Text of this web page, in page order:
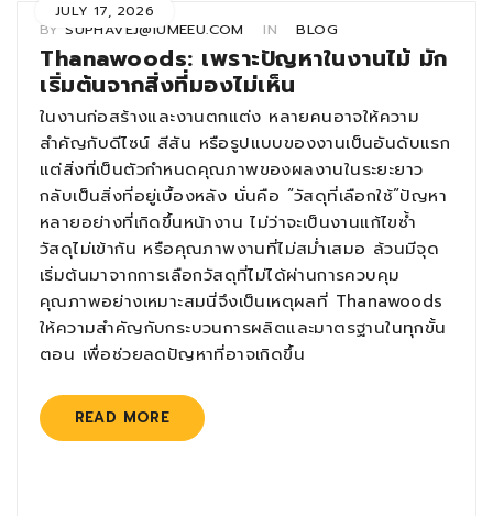
JULY 17, 2026
BY SUPHAVEJ@IUMEEU.COM IN BLOG
Thanawoods: เพราะปัญหาในงานไม้ มัก
เริ่มต้นจากสิ่งที่มองไม่เห็น
ในงานก่อสร้างและงานตกแต่ง หลายคนอาจให้ความ
สำคัญกับดีไซน์ สีสัน หรือรูปแบบของงานเป็นอันดับแรก
แต่สิ่งที่เป็นตัวกำหนดคุณภาพของผลงานในระยะยาว
กลับเป็นสิ่งที่อยู่เบื้องหลัง นั่นคือ “วัสดุที่เลือกใช้”ปัญหา
หลายอย่างที่เกิดขึ้นหน้างาน ไม่ว่าจะเป็นงานแก้ไขซ้ำ
วัสดุไม่เข้ากัน หรือคุณภาพงานที่ไม่สม่ำเสมอ ล้วนมีจุด
เริ่มต้นมาจากการเลือกวัสดุที่ไม่ได้ผ่านการควบคุม
คุณภาพอย่างเหมาะสมนี่จึงเป็นเหตุผลที่ Thanawoods
ให้ความสำคัญกับกระบวนการผลิตและมาตรฐานในทุกขั้น
ตอน เพื่อช่วยลดปัญหาที่อาจเกิดขึ้น
READ MORE